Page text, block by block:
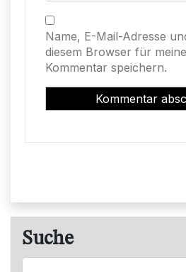
Name, E-Mail-Adresse
diesem Browser für
Kommentar speichern.
Suche
Suchen